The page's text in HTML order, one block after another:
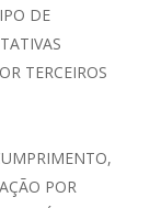
DE
TERCEIROS
POR